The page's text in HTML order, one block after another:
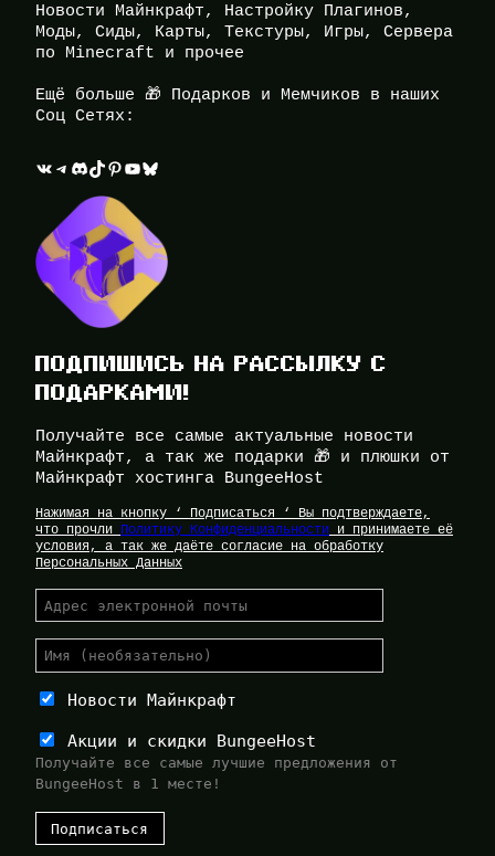
Новости Майнкрафт, Настройку Плагинов,
Моды, Сиды, Карты, Текстуры, Игры, Сервера
по Minecraft и прочее
Ещё больше 🎁 Подарков и Мемчиков в наших
Соц Сетях:
ВКонтакте Telegram Discord TikTok Pinterest YouTube Bluesky
ПОДПИШИСЬ НА РАССЫЛКУ С
ПОДАРКАМИ!
Получайте все самые актуальные новости
Майнкрафт, а так же подарки 🎁 и плюшки от
Майнкрафт хостинга BungeeHost
Нажимая на кнопку ‘ Подписаться ‘ Вы подтверждаете,
что прочли Политику Конфиденциальности и принимаете её
условия, а так же даёте согласие на обработку
Персональных Данных
Новости Майнкрафт
Акции и скидки BungeeHost
Получайте все самые лучшие предложения от
BungeeHost в 1 месте!